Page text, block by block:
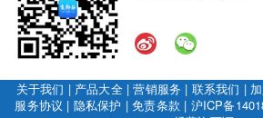
关于我们 | 产品大全|营销服务 | 联系我们 |
服务协议 | 隐私保护 |免责条款 | 沪ICP备